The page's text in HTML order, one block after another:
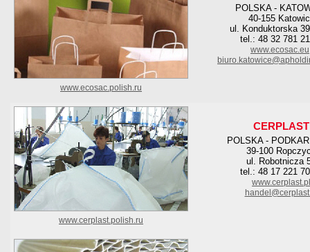
POLSKA -
40-155
ul. Konduktorska
tel.: 48 32 781
www.ecosac.eu
www.ecosac.polish.ru
CERPLAST
POLSKA -
39-100
ul. Robotnicza
tel.: 48 17 221
www.cerplast.pl
www.cerplast.polish.ru